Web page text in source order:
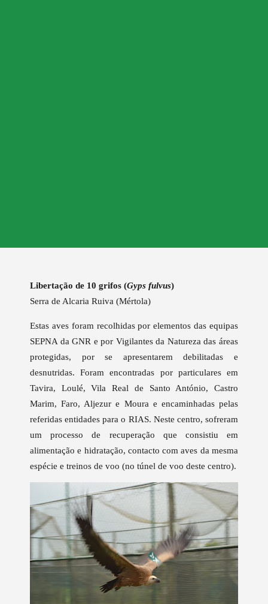
Libertação de 10 grifos (Gyps fulvus)
Serra de Alcaria Ruiva (Mértola)
Estas aves foram recolhidas por elementos das equipas
SEPNA da GNR e por Vigilantes da Natureza das áreas
protegidas, por se apresentarem debilitadas e
desnutridas. Foram encontradas por particulares em
Tavira, Loulé, Vila Real de Santo António, Castro
Marim, Faro, Aljezur e Moura e encaminhadas pelas
referidas entidades para o RIAS. Neste centro, sofreram
um processo de recuperação que consistiu em
alimentação e hidratação, contacto com aves da mesma
espécie e treinos de voo (no túnel de voo deste centro).